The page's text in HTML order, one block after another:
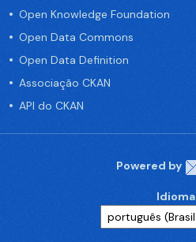
Open Knowledge Foundation
Open Data Commons
Open Data Definition
Associação CKAN
API do CKAN
Powered by
Idioma